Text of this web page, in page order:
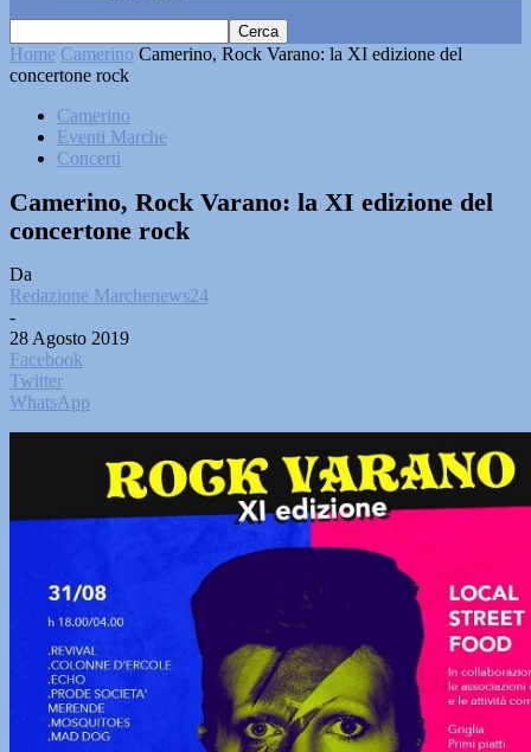
Home Camerino Camerino, Rock Varano: la XI edizione del
concertone rock
Camerino
Eventi Marche
Concerti
Camerino, Rock Varano: la XI edizione del
concertone rock
Da
Redazione Marchenews24
-
28 Agosto 2019
Facebook
Twitter
WhatsApp